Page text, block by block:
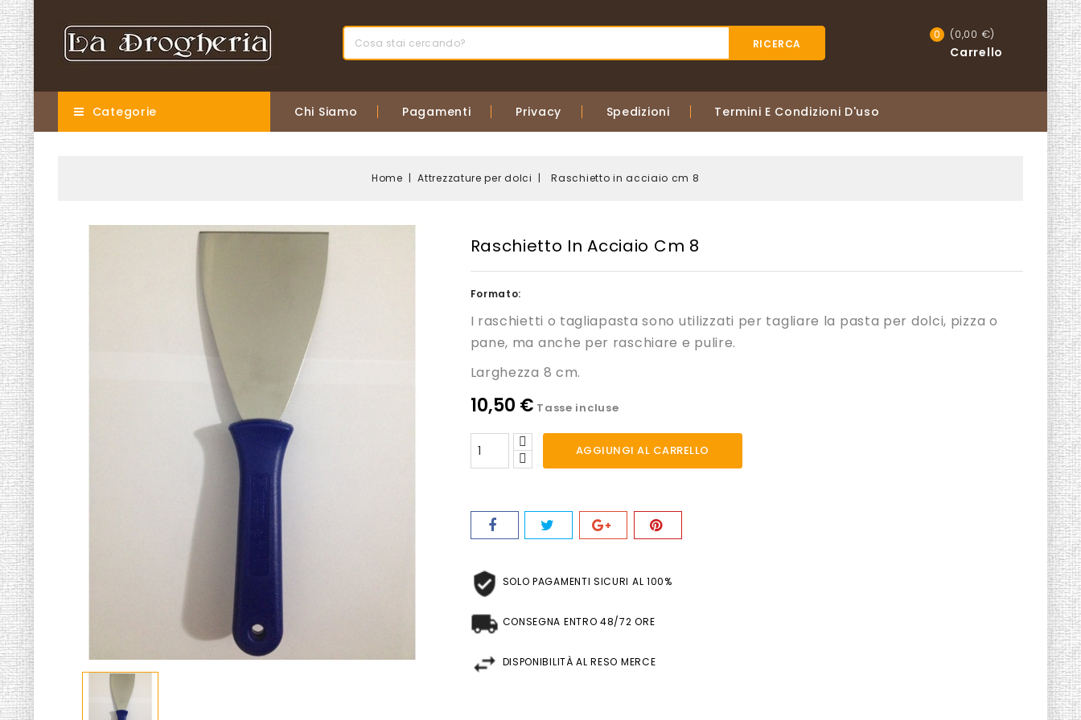
(0,00 €)
Carrello
0
RICERCA
Chi Siamo Pagamenti Privacy Spedizioni Termini E Condizioni D'uso
Categorie
Home Attrezzature per dolci Raschietto in acciaio cm 8
Raschietto In Acciaio Cm 8
Formato:
I raschietti o tagliapasta sono utilizzati per tagliare la pasta per dolci, pizza o
pane, ma anche per raschiare e pulire.
Larghezza 8 cm.
10,50 € Tasse incluse
AGGIUNGI AL CARRELLO
SOLO PAGAMENTI SICURI AL 100%
CONSEGNA ENTRO 48/72 ORE
DISPONIBILITÀ AL RESO MERCE